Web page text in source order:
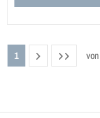
1 von